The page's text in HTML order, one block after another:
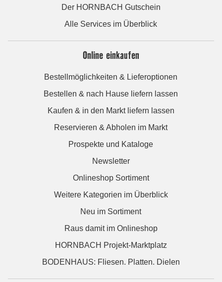
Der HORNBACH Gutschein
Alle Services im Überblick
Online einkaufen
Bestellmöglichkeiten & Lieferoptionen
Bestellen & nach Hause liefern lassen
Kaufen & in den Markt liefern lassen
Reservieren & Abholen im Markt
Prospekte und Kataloge
Newsletter
Onlineshop Sortiment
Weitere Kategorien im Überblick
Neu im Sortiment
Raus damit im Onlineshop
HORNBACH Projekt-Marktplatz
BODENHAUS: Fliesen. Platten. Dielen